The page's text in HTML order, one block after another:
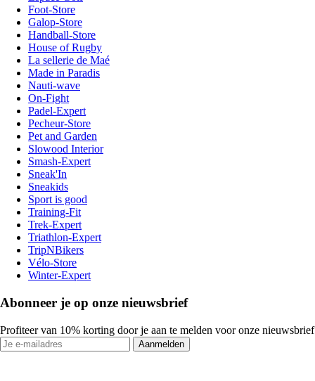
Foot-Store
Galop-Store
Handball-Store
House of Rugby
La sellerie de Maé
Made in Paradis
Nauti-wave
On-Fight
Padel-Expert
Pecheur-Store
Pet and Garden
Slowood Interior
Smash-Expert
Sneak'In
Sneakids
Sport is good
Training-Fit
Trek-Expert
Triathlon-Expert
TripNBikers
Vélo-Store
Winter-Expert
Abonneer je op onze nieuwsbrief
Profiteer van 10% korting door je aan te melden voor onze nieuwsbrief
Aanmelden